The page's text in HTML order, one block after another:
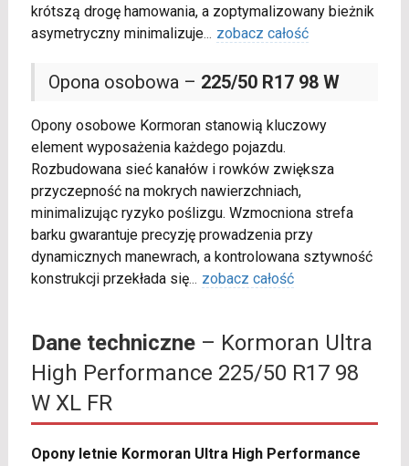
krótszą drogę hamowania, a zoptymalizowany bieżnik
asymetryczny minimalizuje... zobacz całość
Opona osobowa – 225/50 R17 98 W
Opony osobowe Kormoran stanowią kluczowy
element wyposażenia każdego pojazdu.
Rozbudowana sieć kanałów i rowków zwiększa
przyczepność na mokrych nawierzchniach,
minimalizując ryzyko poślizgu. Wzmocniona strefa
barku gwarantuje precyzję prowadzenia przy
dynamicznych manewrach, a kontrolowana sztywność
konstrukcji przekłada się... zobacz całość
Dane techniczne– Kormoran Ultra
High Performance 225/50 R17 98
W XL FR
Opony letnie Kormoran Ultra High Performance